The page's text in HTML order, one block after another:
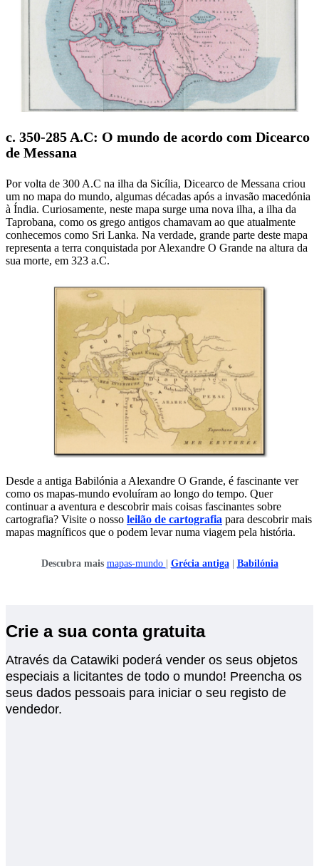
c. 350-285 A.C: O mundo de acordo com Dicearco
de Messana
Por volta de 300 A.C na ilha da Sicília, Dicearco de Messana criou
um no mapa do mundo, algumas décadas após a invasão macedónia
à Índia. Curiosamente, neste mapa surge uma nova ilha, a ilha da
Taprobana, como os grego antigos chamavam ao que atualmente
conhecemos como Sri Lanka. Na verdade, grande parte deste mapa
representa a terra conquistada por Alexandre O Grande na altura da
sua morte, em 323 a.C.
Desde a antiga Babilónia a Alexandre O Grande, é fascinante ver
como os mapas-mundo evoluíram ao longo do tempo. Quer
continuar a aventura e descobrir mais coisas fascinantes sobre
cartografia? Visite o nosso leilão de cartografia para descobrir mais
mapas magníficos que o podem levar numa viagem pela história.
Descubra mais mapas-mundo Grécia antiga Babilónia
Crie a sua conta gratuita
Através da Catawiki poderá vender os seus objetos
especiais a licitantes de todo o mundo! Preencha os
seus dados pessoais para iniciar o seu registo de
vendedor.